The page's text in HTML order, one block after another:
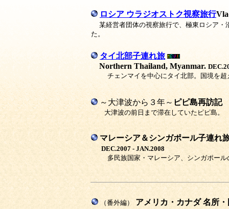
ロシア ウラジオストク視察旅行
某経営者団体の視察旅行で、極東ロシア
た。
タイ北部子連れ旅
Northern Thailand, Myanmar.
チェンマイを中心にタイ北部。国境を
～大津波から３年～ ピピ島再訪記
大津波の前日まで滞在していたピピ島。
マレーシア＆シンガポール子連れ
DEC.2007 - JAN.2008
多民族国家・マレーシア、シンガポー
（番外編） アメリカ・カナダ 名所